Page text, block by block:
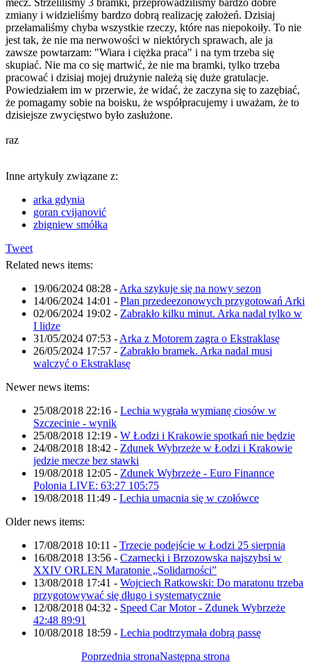
zmiany i widzieliśmy bardzo dobrą realizację założeń. Dzisiaj
przełamaliśmy chyba wszystkie rzeczy, które nas niepokoiły. To nie
jest tak, że nie ma nerwowości w niektórych sprawach, ale ja
zawsze powtarzam: "Wiara i ciężka praca" i na tym trzeba się
skupiać. Nie ma co się martwić, że nie ma bramki, tylko trzeba
pracować i dzisiaj mojej drużynie należą się duże gratulacje.
Powiedziałem im w przerwie, że widać, że zaczyna się to zazębiać,
że pomagamy sobie na boisku, że współpracujemy i uważam, że to
dzisiejsze zwycięstwo było zasłużone.
raz
Inne artykuły związane z:
arka gdynia
goran cvijanović
zbigniew smółka
Tweet
Related news items:
19/06/2024 08:28 - Arka szykuje się na nowy sezon
14/06/2024 14:01 - Plan przedeezonowych przygotowań Arki
02/06/2024 19:02 - Zabrakło kilku minut. Arka nadal tylko w
I lidze
31/05/2024 07:53 - Arka z Motorem zagra o Ekstraklasę
26/05/2024 17:57 - Zabrakło bramek. Arka nadal musi
walczyć o Ekstraklasę
Newer news items:
25/08/2018 22:16 - Lechia wygrała wymianę ciosów w
Szczecinie - wynik
25/08/2018 12:19 - W Łodzi i Krakowie spotkań nie będzie
24/08/2018 18:42 - Zdunek Wybrzeże w Łodzi i Krakowie
jedzie mecze bez stawki
19/08/2018 12:05 - Zdunek Wybrzeże - Euro Finannce
Polonia LIVE: 63:27 105:75
19/08/2018 11:49 - Lechia umacnia się w czołówce
Older news items:
17/08/2018 10:11 - Trzecie podejście w Łodzi 25 sierpnia
16/08/2018 13:56 - Czarnecki i Brzozowska najszybsi w
XXIV ORLEN Maratonie „Solidarności”
13/08/2018 17:41 - Wojciech Ratkowski: Do maratonu trzeba
przygotowywać się długo i systematycznie
12/08/2018 04:32 - Speed Car Motor - Zdunek Wybrzeże
42:48 89:91
10/08/2018 18:59 - Lechia podtrzymała dobrą passę
Poprzednia stronaNastępna strona